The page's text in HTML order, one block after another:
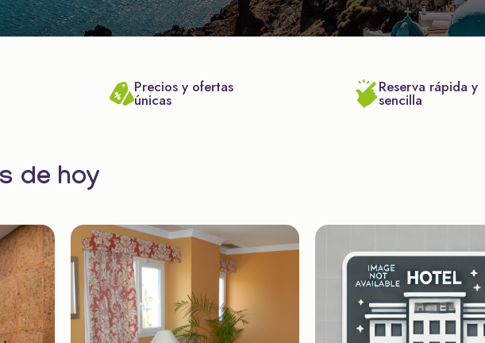
Precios y ofertas
únicas
Reserva rápida y
sencilla
de hoy